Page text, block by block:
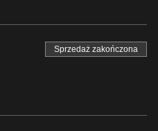
Sprzedaż zakończona